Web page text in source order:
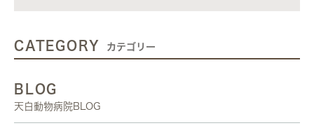
CATEGORY カテゴリー
BLOG
天白動物病院BLOG